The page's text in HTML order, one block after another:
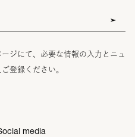
ジにて、必要な情報の入力とニュ
登録ください。
media